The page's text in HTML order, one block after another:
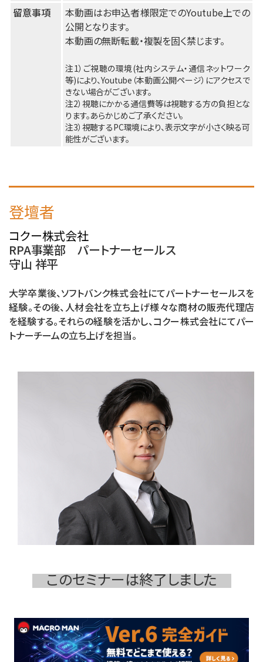
留意事項
本動画はお申込者様限定でのYoutube上での
公開となります。
本動画の無断転載・複製を固く禁じます。
注1）ご視聴の環境(社内システム・通信ネットワーク
等)により、Youtube（本動画公開ページ）にアクセスで
きない場合がございます。
注2）視聴にかかる通信費等は視聴する方の負担とな
ります。あらかじめご了承ください。
注3）視聴するPC環境により、表示文字が小さく映る可
能性がございます。
登壇者
コクー株式会社
RPA事業部 パートナーセールス
守山 祥平
大学卒業後、ソフトバンク株式会社にてパートナーセールスを
経験。その後、人材会社を立ち上げ様々な商材の販売代理店
を経験する。それらの経験を活かし、コクー株式会社にてパー
トナーチームの立ち上げを担当。
このセミナーは終了しました